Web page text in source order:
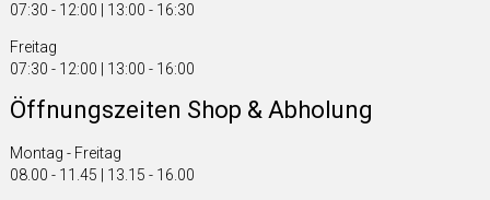
07:30 - 12:00 | 13:00 - 16:30
Freitag
07:30 - 12:00 | 13:00 - 16:00
Öffnungszeiten Shop & Abholung
Montag - Freitag
08.00 - 11.45 | 13.15 - 16.00